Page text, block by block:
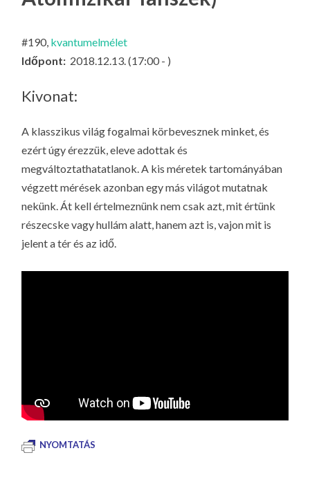
#190, kvantumelmélet
Időpont: 2018.12.13. (17:00 - )
Kivonat:
A klasszikus világ fogalmai körbevesznek minket, és
ezért úgy érezzük, eleve adottak és
megváltoztathatatlanok. A kis méretek tartományában
végzett mérések azonban egy más világot mutatnak
nekünk. Át kell értelmeznünk nem csak azt, mit értünk
részecske vagy hullám alatt, hanem azt is, vajon mit is
jelent a tér és az idő.
NYOMTATÁS